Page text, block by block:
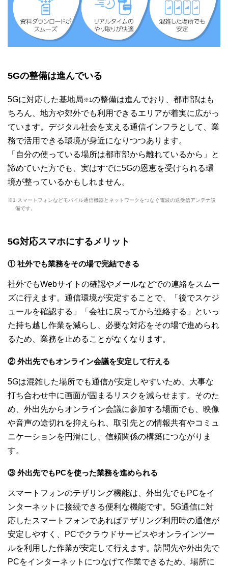
5Gの整備は進んでいる
5Gに対応した基地局※1 の整備は進んでおり、都市部はも
ちろん、地方や郊外でも利用できるエリアが着実に広がっ
ています。デジタル社会を支える通信インフラとして、業
務で活用できる環境が身近になりつつあります。
「自分の使っている場所は都市部から離れているから」と
諦めていた方でも、実はすでに5Gの恩恵を受けられる環
境が整っているかもしれません。
※1 スマートフォンなどモバイル通信機器とネットワークをつなぐ電波の送受信アンテナ設
備です。
5G対応スマホにするメリット
① 社外でも業務をその場で完結できる
社外でもWebサイトの確認やメールなどでの連絡をスムー
ズに行えます。通信環境が安定することで、「後でスケジ
ュールを確認する」「会社に戻ってから連絡する」といっ
た持ち越し作業を減らし、必要な対応をその場で進められ
るため、業務を止めることがなくなります。
② 外出先でもオンライン会議を安定して行える
5Gは混雑した場所でも通信が安定しやすいため、大事な
打ち合わせ中に画面が固まるリスクを減らせます。そのた
め、外出先からオンライン会議に参加する場面でも、映像
や音声の途切れを抑えられ、取引先との情報共有やコミュ
ニケーションを円滑にし、信頼関係の構築につながりま
す。
③ 外出先でもPCを使った業務を進められる
スマートフォンのテザリング機能は、外出先でもPCをイ
ンターネットに接続できる便利な機能です。5G通信に対
応したスマートフォンであればテザリング利用時の通信が
安定しやすく、PCでクラウドサービスやオンラインツー
ルを利用した作業が安定して行えます。訪問先や外出先で
PCをインターネットにつなげて作業できるため、場所に